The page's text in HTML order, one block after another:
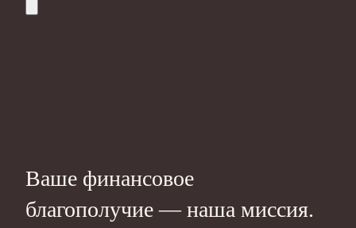
Ваше финансовое
благополучие — наша миссия.